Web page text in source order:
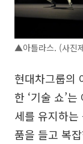
▲아틀라스. (사진
현대차그룹의
한 ‘기술 쇼’
세를 유지하
품을 들고 복